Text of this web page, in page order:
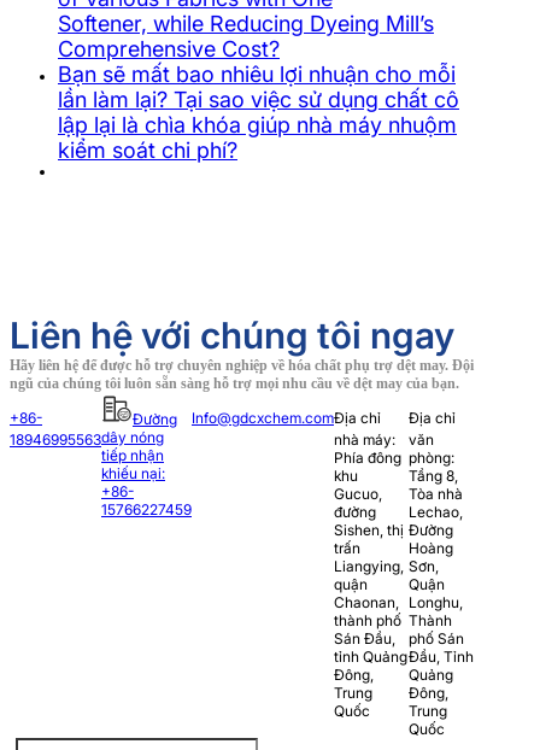
Softener, while Reducing Dyeing Mill’s
Comprehensive Cost?
Bạn sẽ mất bao nhiêu lợi nhuận cho mỗi
lần làm lại? Tại sao việc sử dụng chất cô
lập lại là chìa khóa giúp nhà máy nhuộm
kiểm soát chi phí?
Liên hệ với chúng tôi ngay
Hãy liên hệ để được hỗ trợ chuyên nghiệp về hóa chất phụ trợ dệt may. Đội
ngũ của chúng tôi luôn sẵn sàng hỗ trợ mọi nhu cầu về dệt may của bạn.
+86-
18946995563
Đường
dây nóng
tiếp nhận
khiếu nại:
+86-
15766227459
Info@gdcxchem.comĐịa chỉ
nhà máy:
Phía đông
khu
Gucuo,
đường
Sishen, thị
trấn
Liangying,
quận
Chaonan,
thành phố
Sán Đầu,
tỉnh Quảng
Đông,
Trung
Quốc
Địa chỉ
văn
phòng:
Tầng 8,
Tòa nhà
Lechao,
Đường
Hoàng
Sơn,
Quận
Longhu,
Thành
phố Sán
Đầu, Tỉnh
Quảng
Đông,
Trung
Quốc